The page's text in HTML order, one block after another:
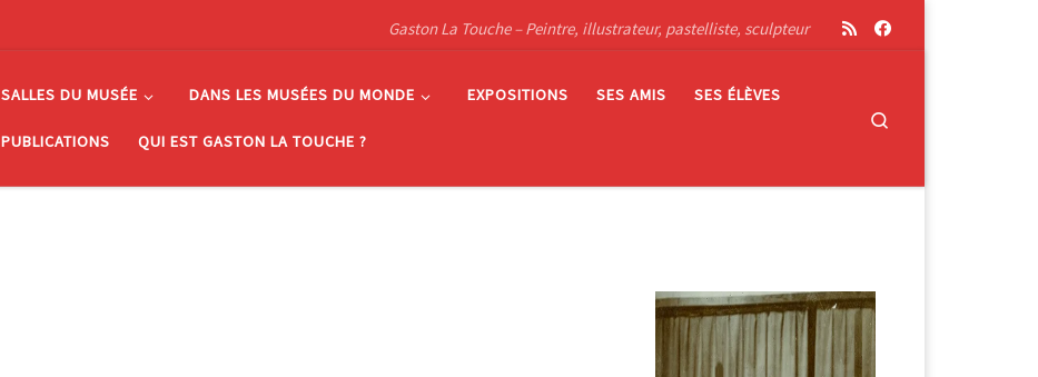
Gaston La Touche – Peintre, illustrateur, pastelliste, sculpteur
SALLES DU MUSÉE DANS LES MUSÉES DU MONDE EXPOSITIONS SES AMIS SES ÉLÈVES
PUBLICATIONS QUI EST GASTON LA TOUCHE ?